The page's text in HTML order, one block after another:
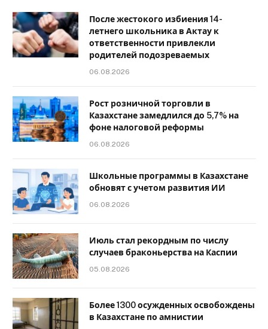
После жестокого избиения 14-
летнего школьника в Актау к
ответственности привлекли
родителей подозреваемых
06.08.2026
Рост розничной торговли в
Казахстане замедлился до 5,7% на
фоне налоговой реформы
06.08.2026
Школьные программы в Казахстане
обновят с учетом развития ИИ
06.08.2026
Июль стал рекордным по числу
случаев браконьерства на Каспии
05.08.2026
Более 1300 осужденных освобождены
в Казахстане по амнистии